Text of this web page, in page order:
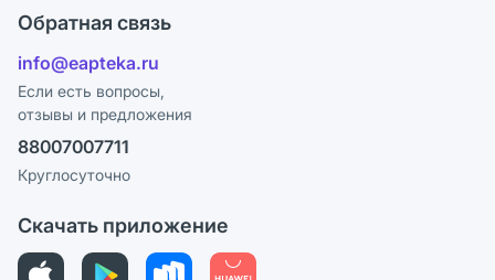
Ответы на вопросы
Блог
Поставщики
Лицензия
Реклама на сайте
Ваши товары на ЕАПТЕКЕ
Программа СберСпасибо
Политика конфиденциальности
Пользовательское соглашение
Политика рекомендаций
Этика и соответствие
Политика в отношении обработки персональных данных
Обратная связь
info@eapteka.ru
Если есть вопросы,
отзывы и предложения
88007007711
Круглосуточно
Скачать приложение